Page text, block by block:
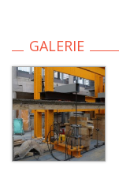
GALERIE